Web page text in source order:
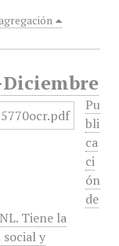
Diciembre
Pu
bli
ca
ci
ón
de
Tiene la
y